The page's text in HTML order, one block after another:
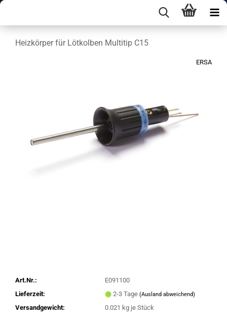
Heizkörper für Lötkolben Multitip C15
ERSA
Art.Nr.:
E091100
Lieferzeit:
2-3 Tage (Ausland abweichend)
Versandgewicht: 0.021 kg je Stück